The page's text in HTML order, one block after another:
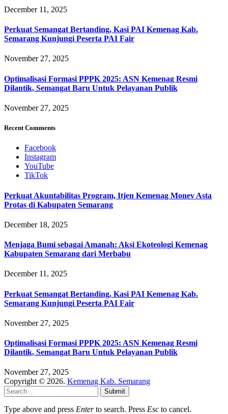
December 11, 2025
Perkuat Semangat Bertanding, Kasi PAI Kemenag Kab.
Semarang Kunjungi Peserta PAI Fair
November 27, 2025
Optimalisasi Formasi PPPK 2025: ASN Kemenag Resmi
Dilantik, Semangat Baru Untuk Pelayanan Publik
November 27, 2025
Recent Comments
Facebook
Instagram
YouTube
TikTok
Perkuat Akuntabilitas Program, Itjen Kemenag Monev Asta
Protas di Kabupaten Semarang
December 18, 2025
Menjaga Bumi sebagai Amanah: Aksi Ekoteologi Kemenag
Kabupaten Semarang dari Merbabu
December 11, 2025
Perkuat Semangat Bertanding, Kasi PAI Kemenag Kab.
Semarang Kunjungi Peserta PAI Fair
November 27, 2025
Optimalisasi Formasi PPPK 2025: ASN Kemenag Resmi
Dilantik, Semangat Baru Untuk Pelayanan Publik
November 27, 2025
Copyright © 2026. Kemenag Kab. Semarang
Submit
Type above and press Enterto search. Press Esc to cancel.